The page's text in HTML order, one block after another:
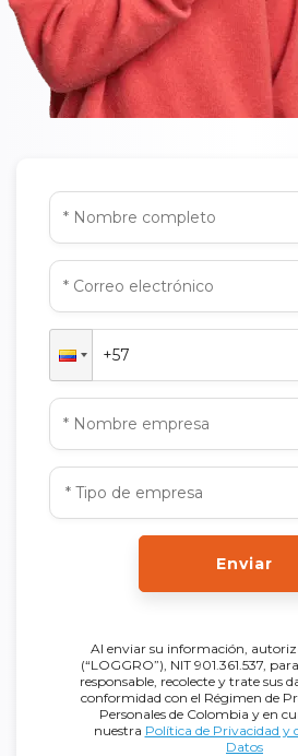
Enviar
Al enviar su información,
(“LOGGRO”), NIT 901.361.537,
responsable, recolecte y trate sus
conformidad con el Régimen de
Personales de Colombia y en
nuestra Política de Privacidad y
Datos